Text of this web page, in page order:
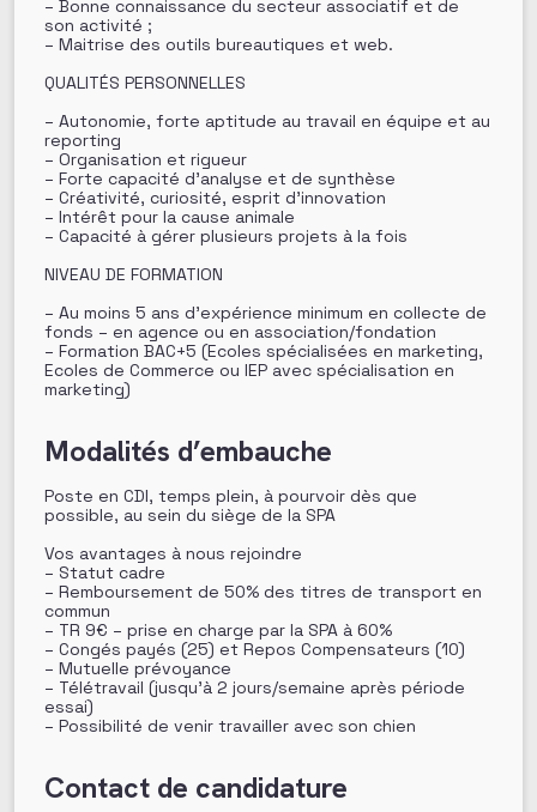
– Bonne connaissance du secteur associatif et de
son activité ;
– Maitrise des outils bureautiques et web.
QUALITÉS PERSONNELLES
– Autonomie, forte aptitude au travail en équipe et au
reporting
– Organisation et rigueur
– Forte capacité d’analyse et de synthèse
– Créativité, curiosité, esprit d’innovation
– Intérêt pour la cause animale
– Capacité à gérer plusieurs projets à la fois
NIVEAU DE FORMATION
– Au moins 5 ans d’expérience minimum en collecte de
fonds – en agence ou en association/fondation
– Formation BAC+5 (Ecoles spécialisées en marketing,
Ecoles de Commerce ou IEP avec spécialisation en
marketing)
Modalités d’embauche
Poste en CDI, temps plein, à pourvoir dès que
possible, au sein du siège de la SPA
Vos avantages à nous rejoindre
– Statut cadre
– Remboursement de 50% des titres de transport en
commun
– TR 9€ – prise en charge par la SPA à 60%
– Congés payés (25) et Repos Compensateurs (10)
– Mutuelle prévoyance
– Télétravail (jusqu’à 2 jours/semaine après période
essai)
– Possibilité de venir travailler avec son chien
Contact de candidature